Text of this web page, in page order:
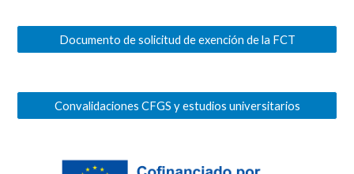
Documento de solicitud de exención de la FCT
Convalidaciones CFGS y estudios universitarios